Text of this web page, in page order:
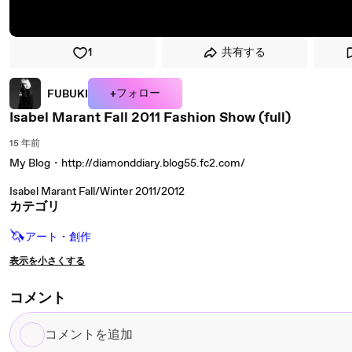
1 共有する
FUBUKI +フォロー
Isabel Marant Fall 2011 Fashion Show (full)
15 年前
My Blog・http://diamonddiary.blog55.fc2.com/
Isabel Marant Fall/Winter 2011/2012
カテゴリ
🦄アート・創作
表示を小さくする
コメント
コ